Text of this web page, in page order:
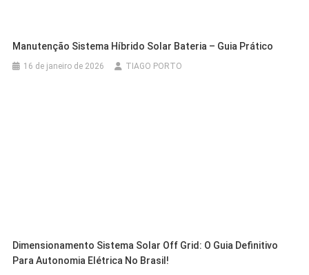
Manutenção Sistema Híbrido Solar Bateria – Guia Prático
16 de janeiro de 2026 TIAGO PORTO
Dimensionamento Sistema Solar Off Grid: O Guia Definitivo
Para Autonomia Elétrica No Brasil!